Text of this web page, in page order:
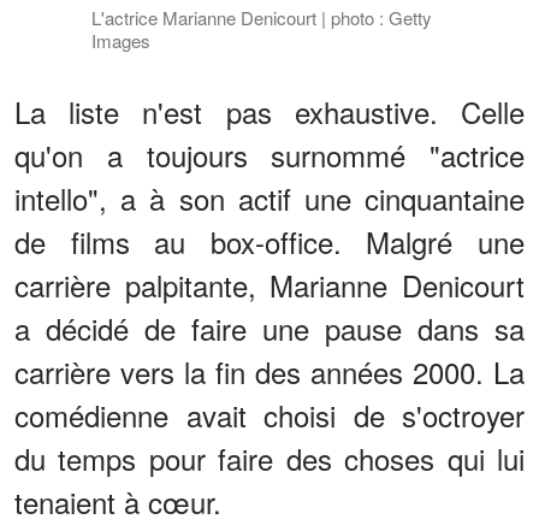
L'actrice Marianne Denicourt | photo : Getty
Images
La liste n'est pas exhaustive. Celle
qu'on a toujours surnommé "actrice
intello", a à son actif une cinquantaine
de films au box-office. Malgré une
carrière palpitante, Marianne Denicourt
a décidé de faire une pause dans sa
carrière vers la fin des années 2000. La
comédienne avait choisi de s'octroyer
du temps pour faire des choses qui lui
tenaient à cœur.